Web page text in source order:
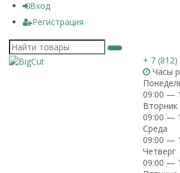
Вход
Регистрация
+ 7
Часы
09:00 —
Вторник
09:00 —
Среда
09:00 —
Четверг
09:00 —